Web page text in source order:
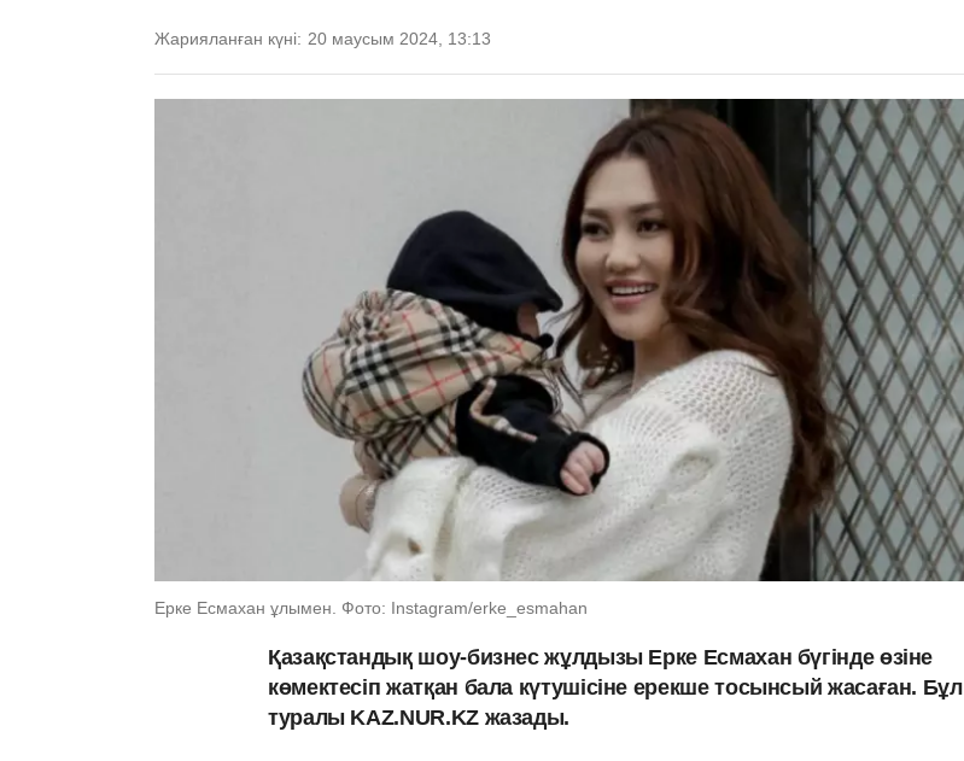
Жарияланған күні: 20 маусым 2024, 13:13
Ерке Есмахан ұлымен. Фото: Instagram/erke_esmahan
Қазақстандық шоу-бизнес жұлдызы Ерке Есмахан бүгінде өзіне
көмектесіп жатқан бала күтушісіне ерекше тосынсый жасаған. Бұл
туралы KAZ.NUR.KZ жазады.